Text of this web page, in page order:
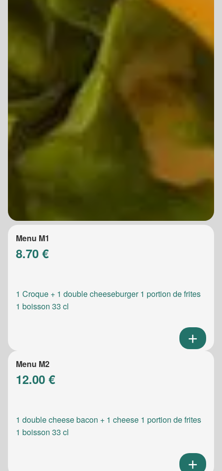
Menu M1
8.70 €
1 Croque + 1 double cheeseburger 1 portion de frites
1 boisson 33 cl
Menu M2
12.00 €
1 double cheese bacon + 1 cheese 1 portion de frites
1 boisson 33 cl